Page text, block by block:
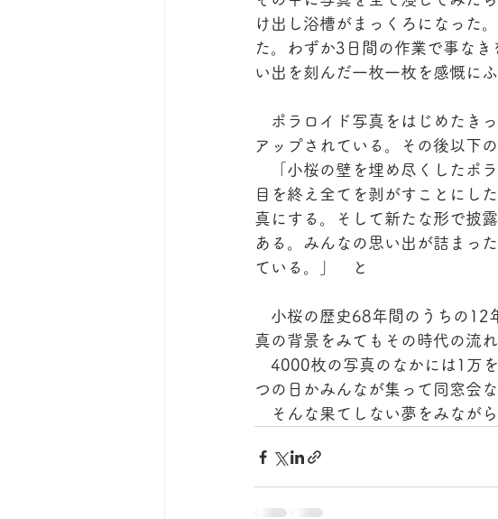
け出し浴槽がまっくろになった
た。わずか3日間の作業で事な
い出を刻んだ一枚一枚を感慨に
ポラロイド写真をはじめたき
アップされている。その後以下
「小桜の壁を埋め尽くしたポ
目を終え全てを剥がすことにし
真にする。そして新たな形で披
ある。みんなの思い出が詰まっ
ている。」　と
小桜の歴史68年間のうちの12
真の背景をみてもその時代の流
4000枚の写真のなかには1万
つの日かみんなが集って同窓会
そんな果てしない夢をみなが